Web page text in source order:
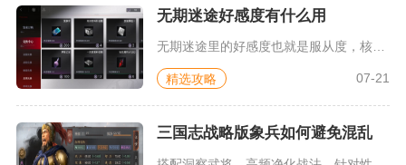
无期迷途好感度有什么用
无期迷途里的好感度也就是服从度，核心作用分为三项，分别是解锁...
精选攻略 07-21
三国志战略版象兵如何避免混乱